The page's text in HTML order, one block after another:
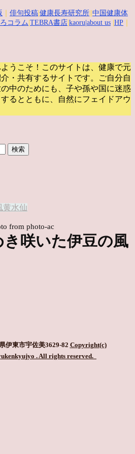
俳句投稿 健康長寿研究所 中国健康体
コラム TEBRA書店 kaoru |about us HP
うこそ！このサイトは、健康で元
・共有するサイトです。
ご自分自
中のためにも、子や孫や国に迷惑
るとともに、自然にフェイドアウ
黄水仙
from photo-ac
咲いた伊豆の風
伊東市宇佐美3629-82 Copyright(c)
. All rights reserved.